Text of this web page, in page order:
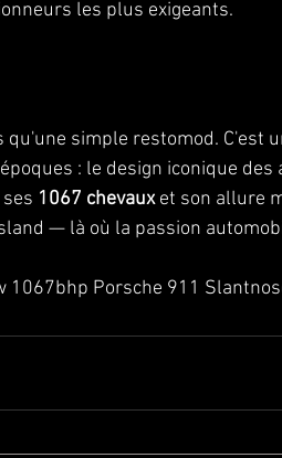
les plus exigeants.
simple restomod. C'est
: le design iconique des
1067 chevaux et son allure
— là où la passion
1067bhp Porsche 911